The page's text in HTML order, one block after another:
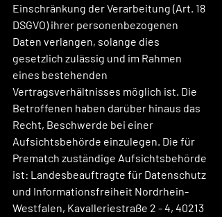
Einschränkung der Verarbeitung (Art. 18
DSGVO) ihrer personenbezogenen
Daten verlangen, solange dies
gesetzlich zulässig und im Rahmen
eines bestehenden
Vertragsverhältnisses möglich ist. Die
Betroffenen haben darüber hinaus das
Recht, Beschwerde bei einer
Aufsichtsbehörde einzulegen. Die für
Prematch zuständige Aufsichtsbehörde
ist: Landesbeauftragte für Datenschutz
und Informationsfreiheit Nordrhein-
Westfalen, Kavalleriestraße 2 - 4, 40213